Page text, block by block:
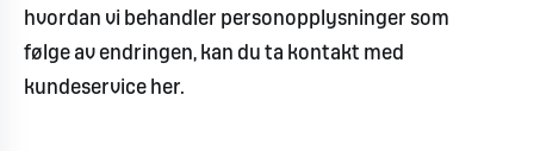
hvordan vi behandler personopplysninger som
følge av endringen, kan du ta kontakt med
kundeservice her.